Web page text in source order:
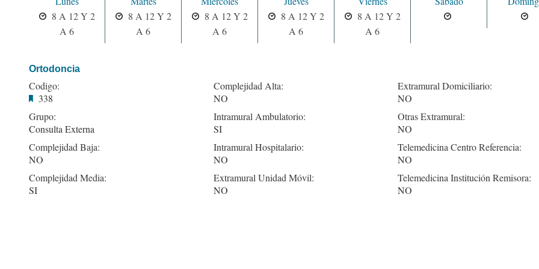
8 A 12 Y 2
A 6
8 A 12 Y 2
A 6
8 A 12 Y 2
A 6
8 A 12 Y 2
A 6
8 A 12 Y 2
A 6
Ortodoncia
Codigo:
338
Grupo:
Consulta Externa
Complejidad Baja:
NO
Complejidad Media:
SI
Complejidad Alta:
NO
Intramural Ambulatorio:
SI
Intramural Hospitalario:
NO
Extramural Unidad Móvil:
NO
Extramural Domiciliario:
NO
Otras Extramural:
NO
Telemedicina Centro Referencia:
NO
Telemedicina Institución Remisora:
NO